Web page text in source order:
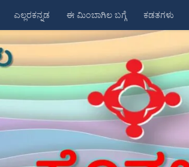
ಎಲ್ಲರಕನ್ನಡ ಈ ಮಿಂಬಾಗಿಲ ಬಗ್ಗೆ ಕಡತಗಳು